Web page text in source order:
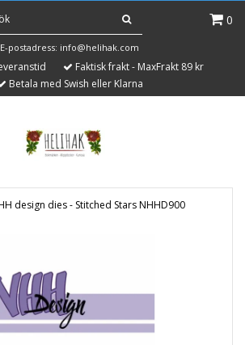
0
E-postadress: info@helihak.com
Faktisk frakt - MaxFrakt 89 kr
Betala med Swish eller Klarna
design dies - Stitched Stars NHHD900